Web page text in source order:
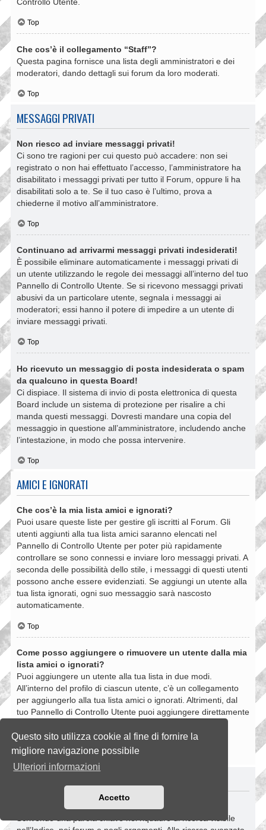
Questo sito utilizza cookie al fine di fornire la
migliore navigazione possibile
Ulteriori informazioni
Accetto
Controllo Utente.
Top
Che cos’è il collegamento “Staff”?
Questa pagina fornisce una lista degli amministratori e dei
moderatori, dando dettagli sui forum da loro moderati.
Top
MESSAGGI PRIVATI
Non riesco ad inviare messaggi privati!
Ci sono tre ragioni per cui questo può accadere: non sei
registrato o non hai effettuato l’accesso, l’amministratore ha
disabilitato i messaggi privati per tutto il Forum, oppure li ha
disabilitati solo a te. Se il tuo caso è l’ultimo, prova a
chiederne il motivo all’amministratore.
Top
Continuano ad arrivarmi messaggi privati indesiderati!
È possibile eliminare automaticamente i messaggi privati ​​di
un utente utilizzando le regole dei messaggi all’interno del tuo
Pannello di Controllo Utente. Se si ricevono messaggi privati ​​
abusivi da un particolare utente, segnala i messaggi ai
moderatori; essi hanno il potere di impedire a un utente di
inviare messaggi privati​​.
Top
Ho ricevuto un messaggio di posta indesiderata o spam
da qualcuno in questa Board!
Ci dispiace. Il sistema di invio di posta elettronica di questa
Board include un sistema di protezione per risalire a chi
manda questi messaggi. Dovresti mandare una copia del
messaggio in questione all’amministratore, includendo anche
l’intestazione, in modo che possa intervenire.
Top
AMICI E IGNORATI
Che cos’è la mia lista amici e ignorati?
Puoi usare queste liste per gestire gli iscritti al Forum. Gli
utenti aggiunti alla tua lista amici saranno elencati nel
Pannello di Controllo Utente per poter più rapidamente
controllare se sono connessi e inviare loro messaggi privati. A
seconda delle possibilità dello stile, i messaggi di questi utenti
possono anche essere evidenziati. Se aggiungi un utente alla
tua lista ignorati, ogni suo messaggio sarà nascosto
automaticamente.
Top
Come posso aggiungere o rimuovere un utente dalla mia
lista amici o ignorati?
Puoi aggiungere un utente alla tua lista in due modi.
All’interno del profilo di ciascun utente, c’è un collegamento
per aggiungerlo alla tua lista amici o ignorati. Altrimenti, dal
tuo Pannello di Controllo Utente puoi aggiungere direttamente
rimuovere un utente dalla lista dalla stessa pagina.
Top
Come si fanno le ricerche nella Board?
Scrivendo una parola chiave nel riquadro di ricerca visibile